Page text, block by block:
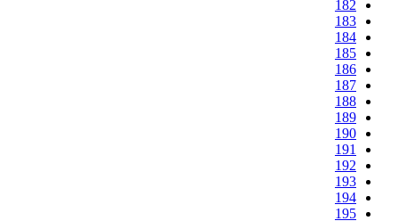
182
183
184
185
186
187
188
189
190
191
192
193
194
195